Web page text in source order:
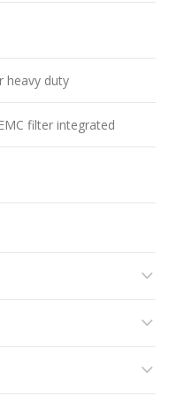
heavy duty
filter integrated